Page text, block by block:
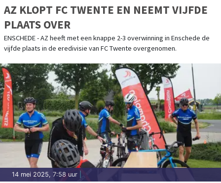
AZ KLOPT FC TWENTE EN NEEMT VIJFDE
PLAATS OVER
ENSCHEDE - AZ heeft met een knappe 2-3 overwinning in Enschede de
vijfde plaats in de eredivisie van FC Twente overgenomen.
14 mei 2025, 7:58 uur